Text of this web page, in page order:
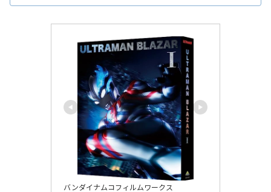
バンダイナムコフィルムワークス